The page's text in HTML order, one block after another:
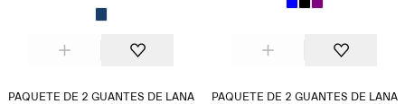
PAQUETE DE 2 GUANTES DE LANA
PAQUETE DE 2 GUANTES DE LANA